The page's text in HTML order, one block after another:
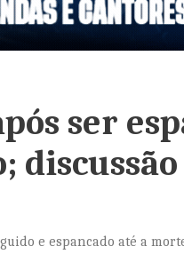
ser
e espancado até a